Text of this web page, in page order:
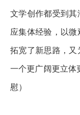
文学创作都受到
应集体经验，以
拓宽了新思路，又
一个更广阔更立体
慰）